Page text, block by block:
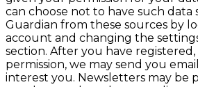
can choose not to have such data
Guardian from these sources by
account and changing the
section. After you have
permission, we may send you
interest you. Newsletters may be